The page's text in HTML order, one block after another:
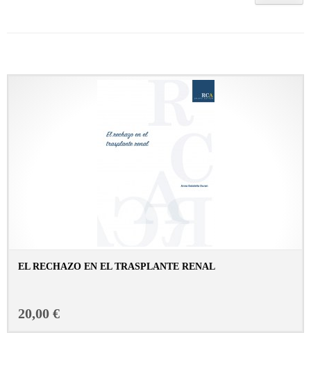
EL RECHAZO EN EL TRASPLANTE RENAL
20,00 €